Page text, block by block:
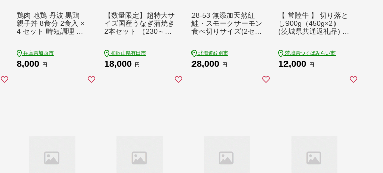
鶏肉 地鶏 丹波 黒鶏
親子丼 8食分 2食入 ×
4 セット 時短調理 地
一人暮らし 緊急支援
再デビュー リニュー
兵庫県加西市
8,000 円
【数量限定】超特大サ
イズ国産うなぎ蒲焼き
2本セット （230～24
和歌山県有田市
18,000 円
28-53 無添加天然紅
鮭・スモークサーモン
食べ切りサイズ(2セッ
北海道紋別市
28,000 円
【 常陸牛 】 切り落と
し900g（450g×2）
(茨城県共通返礼品) 切
産牛 黒毛和牛 和牛 国
産黒毛和牛 お肉 A4ラ
茨城県つくばみらい市
12,000 円